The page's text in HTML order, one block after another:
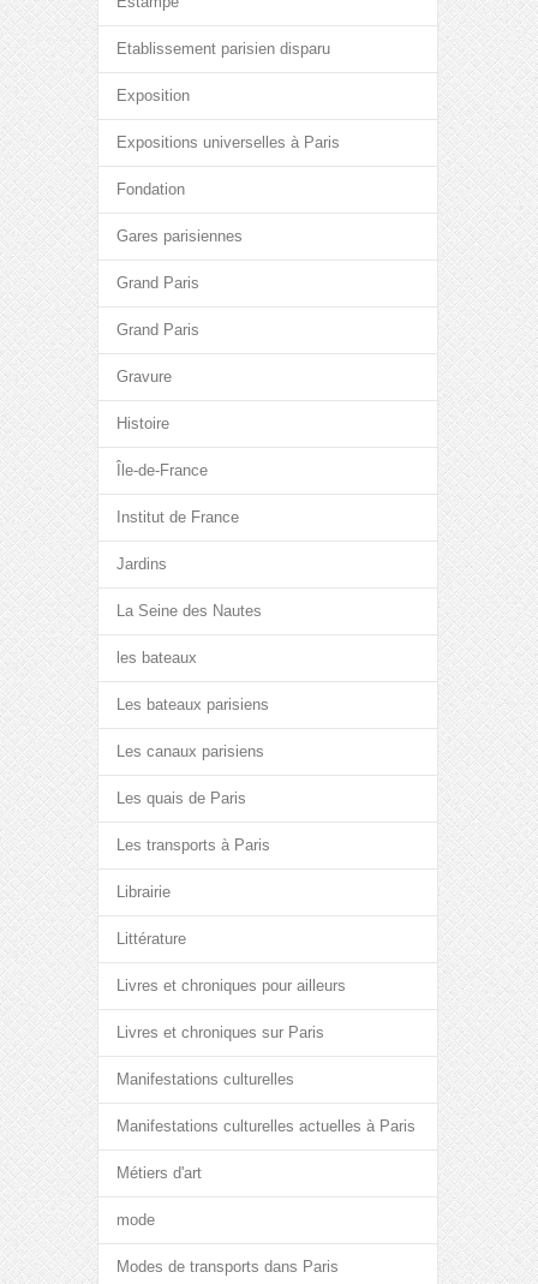
Etablissement parisien disparu
Exposition
Expositions universelles à Paris
Fondation
Gares parisiennes
Grand Paris
Grand Paris
Gravure
Histoire
Île-de-France
Institut de France
Jardins
La Seine des Nautes
les bateaux
Les bateaux parisiens
Les canaux parisiens
Les quais de Paris
Les transports à Paris
Librairie
Littérature
Livres et chroniques pour ailleurs
Livres et chroniques sur Paris
Manifestations culturelles
Manifestations culturelles actuelles à Paris
Métiers d'art
mode
Modes de transports dans Paris